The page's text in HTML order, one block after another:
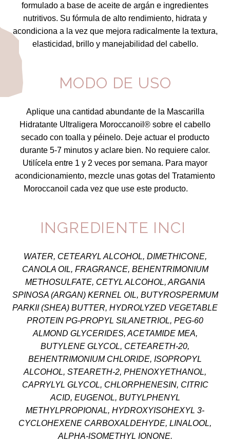
formulado a base de aceite de argán e ingredientes
nutritivos. Su fórmula de alto rendimiento, hidrata y
acondiciona a la vez que mejora radicalmente la textura,
elasticidad, brillo y manejabilidad del cabello.
MODO DE USO
Aplique una cantidad abundante de la Mascarilla
Hidratante Ultraligera Moroccanoil® sobre el cabello
secado con toalla y péinelo. Deje actuar el producto
durante 5-7 minutos y aclare bien. No requiere calor.
Utilícela entre 1 y 2 veces por semana. Para mayor
acondicionamiento, mezcle unas gotas del Tratamiento
Moroccanoil cada vez que use este producto.
INGREDIENTE INCI
WATER, CETEARYL ALCOHOL, DIMETHICONE,
CANOLA OIL, FRAGRANCE, BEHENTRIMONIUM
METHOSULFATE, CETYL ALCOHOL, ARGANIA
SPINOSA (ARGAN) KERNEL OIL, BUTYROSPERMUM
PARKII (SHEA) BUTTER, HYDROLYZED VEGETABLE
PROTEIN PG-PROPYL SILANETRIOL, PEG-60
ALMOND GLYCERIDES, ACETAMIDE MEA,
BUTYLENE GLYCOL, CETEARETH-20,
BEHENTRIMONIUM CHLORIDE, ISOPROPYL
ALCOHOL, STEARETH-2, PHENOXYETHANOL,
CAPRYLYL GLYCOL, CHLORPHENESIN, CITRIC
ACID, EUGENOL, BUTYLPHENYL
METHYLPROPIONAL, HYDROXYISOHEXYL 3-
CYCLOHEXENE CARBOXALDEHYDE, LINALOOL,
ALPHA-ISOMETHYL IONONE.